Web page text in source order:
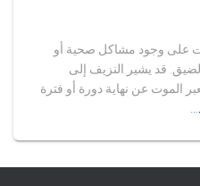
على وجود مشاكل صحية أو
قد يشير النزيف إلى
الموت عن نهاية دورة أو فترة